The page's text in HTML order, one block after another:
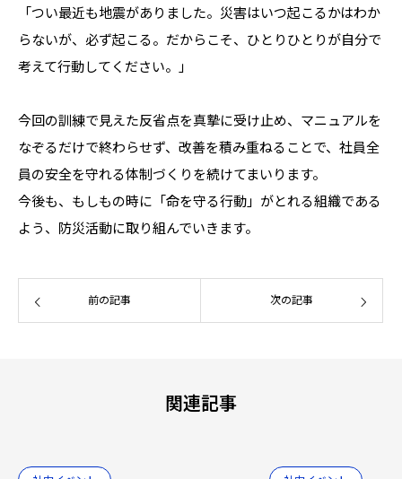
「つい最近も地震がありました。災害はいつ起こるかはわか
らないが、必ず起こる。だからこそ、ひとりひとりが自分で
考えて行動してください。」
今回の訓練で見えた反省点を真摯に受け止め、マニュアルを
なぞるだけで終わらせず、改善を積み重ねることで、社員全
員の安全を守れる体制づくりを続けてまいります。
今後も、もしもの時に「命を守る行動」がとれる組織である
よう、防災活動に取り組んでいきます。
前の記事 次の記事
関連記事